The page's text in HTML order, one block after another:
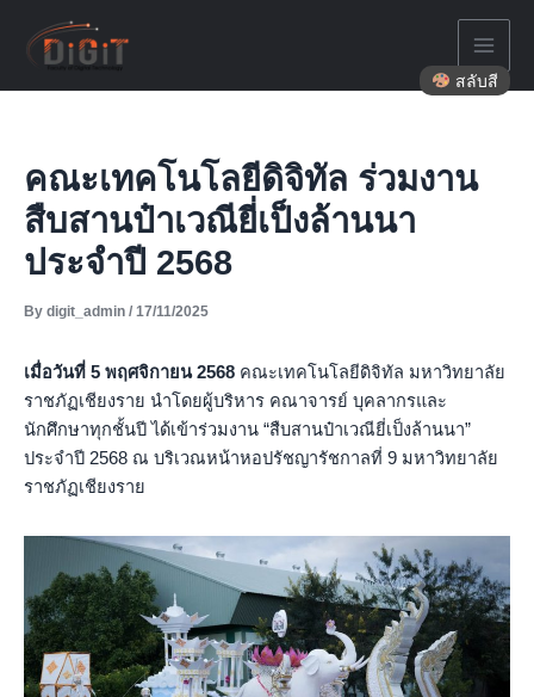
content
คณะเทคโนโลยีดิจิทัล ร่วมงาน
สืบสานป๋าเวณียี่เป็งล้านนา
ประจำปี 2568
By digit_admin / 17/11/2025
เมื่อวันที่ 5 พฤศจิกายน 2568 คณะเทคโนโลยีดิจิทัล มหาวิทยาลัย
ราชภัฏเชียงราย นำโดยผู้บริหาร คณาจารย์ บุคลากรและ
นักศึกษาทุกชั้นปี ได้เข้าร่วมงาน “สืบสานป๋าเวณียี่เป็งล้านนา”
ประจำปี 2568 ณ บริเวณหน้าหอปรัชญารัชกาลที่ 9 มหาวิทยาลัย
ราชภัฏเชียงราย
สลับสี